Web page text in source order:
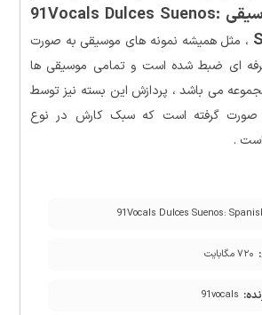
مجموعه موسیقی 91Vocals Dulces Suenos:
، مثل همیشه نمونه های موسیقی به صورت
ای ضبط شده است و تمامی موسیقی ها
می باشد ، پردازش این بسته نیز توسط
صورت گرفته است که سبک کارش در نوع
.
91Vocals Dulces Suenos:
۷۲۰ مگابایت
91vocals